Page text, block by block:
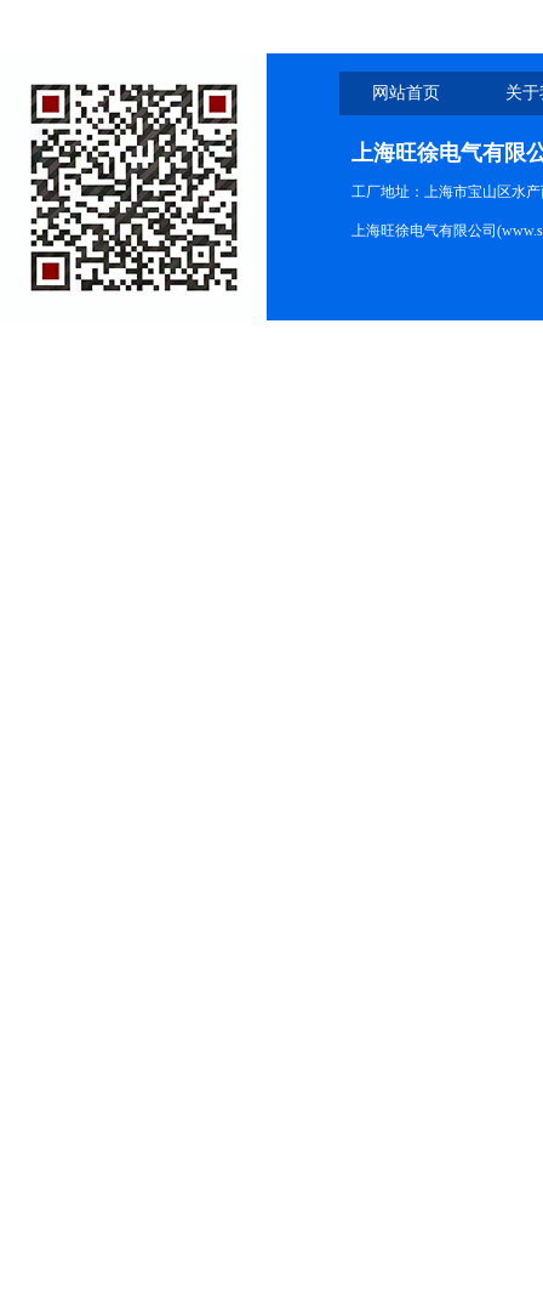
网站首页 关
上海旺徐电气有限
工厂地址：上海市宝山区水产
上海旺徐电气有限公司